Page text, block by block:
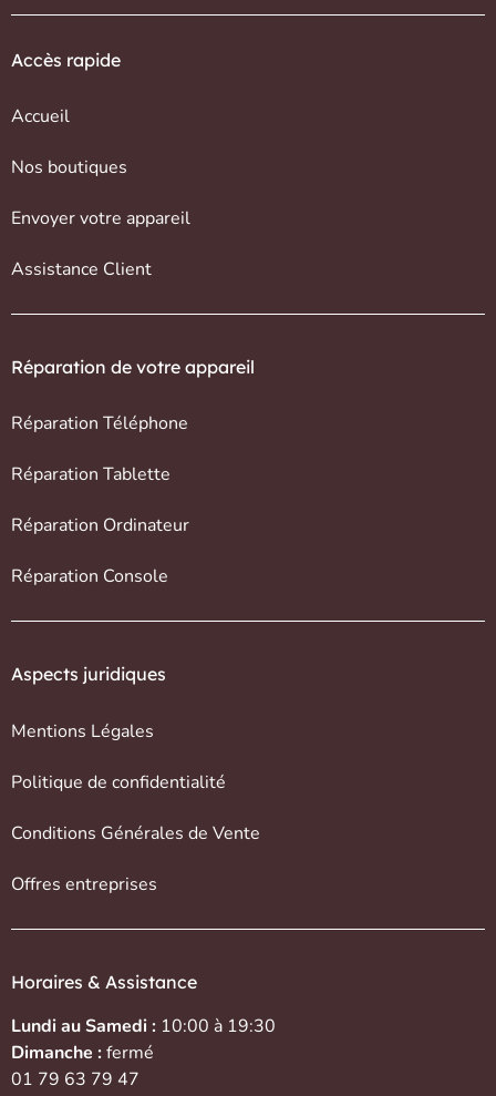
Accès rapide
Accueil
Nos boutiques
Envoyer votre appareil
Assistance Client
Réparation de votre appareil
Réparation Téléphone
Réparation Tablette
Réparation Ordinateur
Réparation Console
Aspects juridiques
Mentions Légales
Politique de confidentialité
Conditions Générales de Vente
Offres entreprises
Horaires & Assistance
Lundi au Samedi : 10:00 à 19:30
Dimanche :fermé
01 79 63 79 47